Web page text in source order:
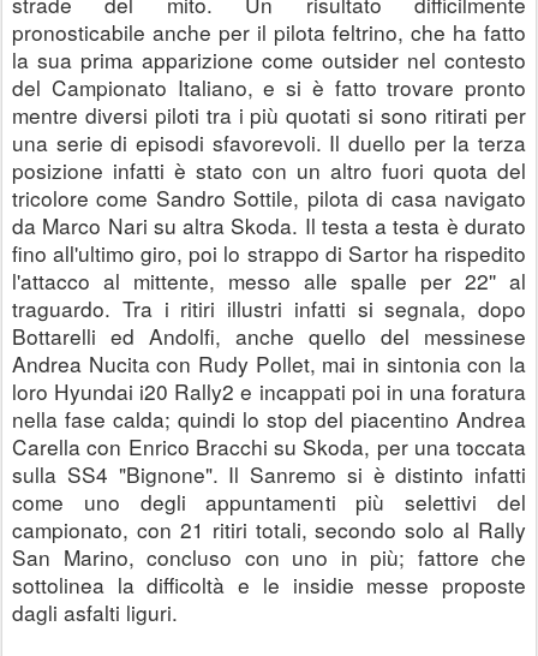
pronosticabile anche per il pilota feltrino, che ha fatto
la sua prima apparizione come outsider nel contesto
del Campionato Italiano, e si è fatto trovare pronto
mentre diversi piloti tra i più quotati si sono ritirati per
una serie di episodi sfavorevoli. Il duello per la terza
posizione infatti è stato con un altro fuori quota del
tricolore come Sandro Sottile, pilota di casa navigato
da Marco Nari su altra Skoda. Il testa a testa è durato
fino all'ultimo giro, poi lo strappo di Sartor ha rispedito
l'attacco al mittente, messo alle spalle per 22'' al
traguardo. Tra i ritiri illustri infatti si segnala, dopo
Bottarelli ed Andolfi, anche quello del messinese
Andrea Nucita con Rudy Pollet, mai in sintonia con la
loro Hyundai i20 Rally2 e incappati poi in una foratura
nella fase calda; quindi lo stop del piacentino Andrea
Carella con Enrico Bracchi su Skoda, per una toccata
sulla SS4 "Bignone". Il Sanremo si è distinto infatti
come uno degli appuntamenti più selettivi del
campionato, con 21 ritiri totali, secondo solo al Rally
San Marino, concluso con uno in più; fattore che
sottolinea la difficoltà e le insidie messe proposte
dagli asfalti liguri.